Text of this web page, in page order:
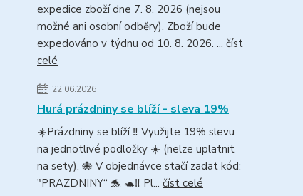
expedice zboží dne 7. 8. 2026 (nejsou
možné ani osobní odběry). Zboží bude
expedováno v týdnu od 10. 8. 2026. ... číst
celé
22.06.2026
Hurá prázdniny se blíží - sleva 19%
☀️Prázdniny se blíží ‼️ Využijte 19% slevu
na jednotlivé podložky ☀️ (nelze uplatnit
na sety). 🐙 V objednávce stačí zadat kód:
"PRAZDNINY“ 🐬 🐢‼️ Pl... číst celé